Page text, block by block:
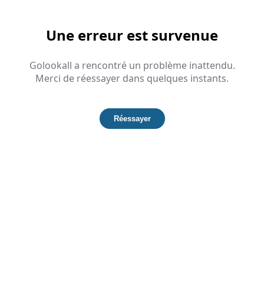
Une erreur est survenue
Golookall a rencontré un problème inattendu.
Merci de réessayer dans quelques instants.
Réessayer